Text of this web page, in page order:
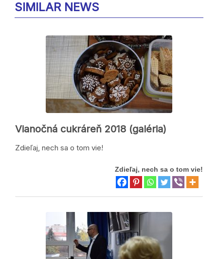
SIMILAR NEWS
Vianočná cukráreň 2018 (galéria)
Zdieľaj, nech sa o tom vie!
Zdieľaj, nech sa o tom vie!